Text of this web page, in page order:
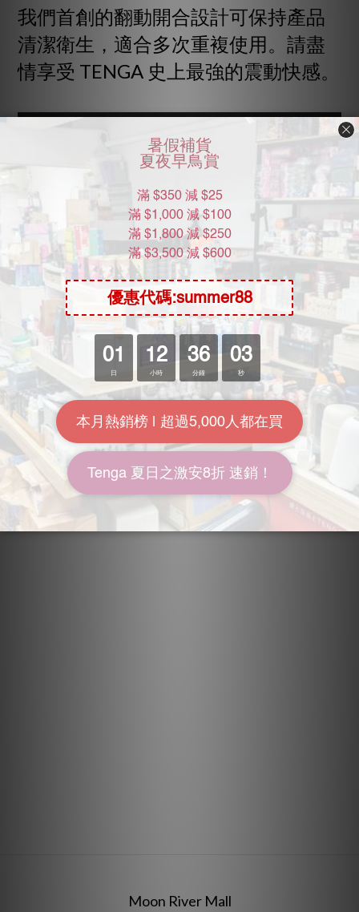
我們首創的翻動開合設計可保持產品
清潔衛生，適合多次重複使用。請盡
情享受 TENGA 史上最強的震動快感。
了解更多
Moon River Mall